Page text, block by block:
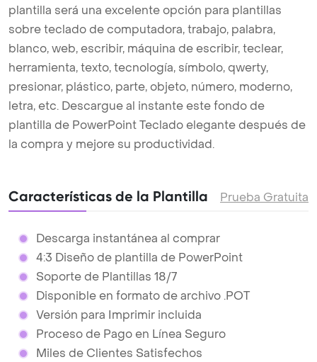
plantilla será una excelente opción para plantillas
sobre teclado de computadora, trabajo, palabra,
blanco, web, escribir, máquina de escribir, teclear,
herramienta, texto, tecnología, símbolo, qwerty,
presionar, plástico, parte, objeto, número, moderno,
letra, etc. Descargue al instante este fondo de
plantilla de PowerPoint Teclado elegante después de
la compra y mejore su productividad.
Características de la Plantilla Prueba Gratuita
Descarga instantánea al comprar
4:3 Diseño de plantilla de PowerPoint
Soporte de Plantillas 18/7
Disponible en formato de archivo .POT
Versión para Imprimir incluida
Proceso de Pago en Línea Seguro
Miles de Clientes Satisfechos